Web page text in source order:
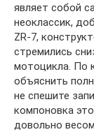
являет собой
неоклассик,
ZR-7,
стремились
мотоцикла. По
объяснить
не спешите
компоновка
довольно